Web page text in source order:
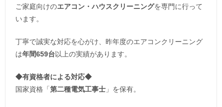
ご家庭向けのエアコン・ハウスクリーニングを専門に行って
います。
丁寧で誠実な対応を心がけ、昨年度のエアコンクリーニング
は年間659台以上の実績があります。
◆有資格者による対応◆
国家資格「第二種電気工事士 」を保有。